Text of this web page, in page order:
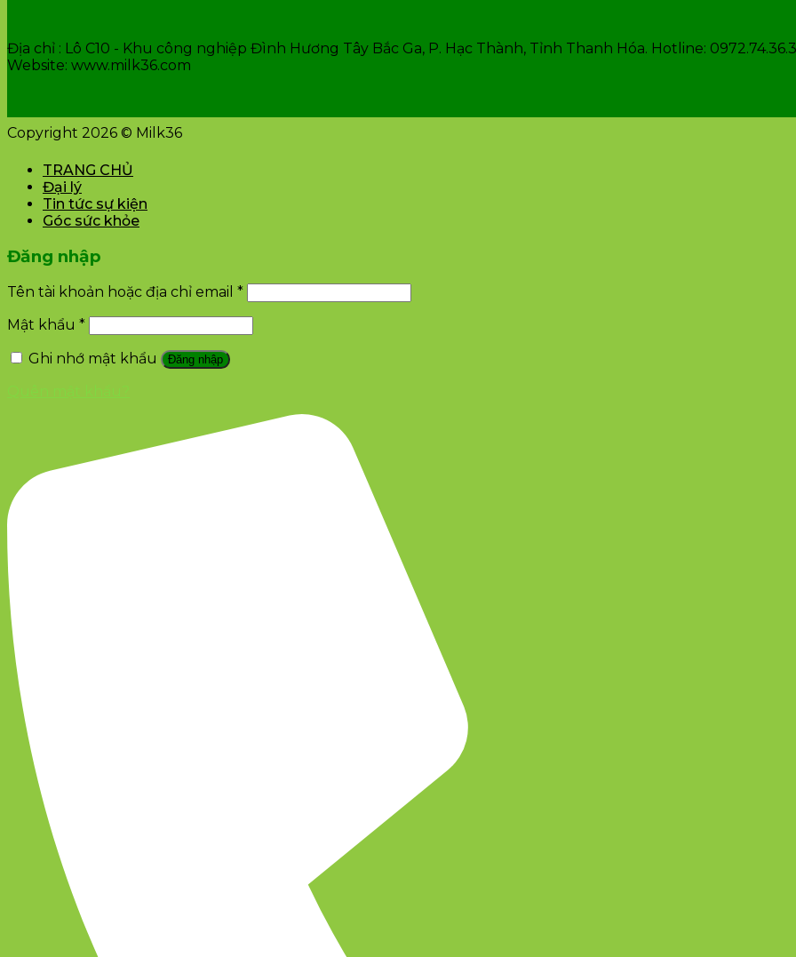
Địa chỉ : Lô C10 - Khu công nghiệp Đình Hương Tây Bắc Ga, P. Hạc Thành, Tỉnh Thanh Hóa. Hotline:
Website: www.milk36.com
Copyright 2026 © Milk36
TRANG CHỦ
Đại lý
Tin tức sự kiện
Góc sức khỏe
Đăng nhập
Tên tài khoản hoặc địa chỉ email *
Mật khẩu *
Ghi nhớ mật khẩu
Đăng nhập